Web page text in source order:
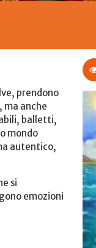
prendono
anche
balletti,
mondo
autentico,
si
emozioni